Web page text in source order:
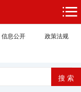
信息公开 政策法规